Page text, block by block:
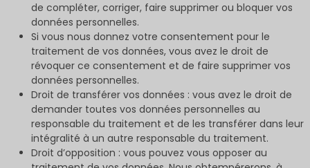
de compléter, corriger, faire supprimer ou bloquer vos
données personnelles.
Si vous nous donnez votre consentement pour le
traitement de vos données, vous avez le droit de
révoquer ce consentement et de faire supprimer vos
données personnelles.
Droit de transférer vos données : vous avez le droit de
demander toutes vos données personnelles au
responsable du traitement et de les transférer dans leur
intégralité à un autre responsable du traitement.
Droit d’opposition : vous pouvez vous opposer au